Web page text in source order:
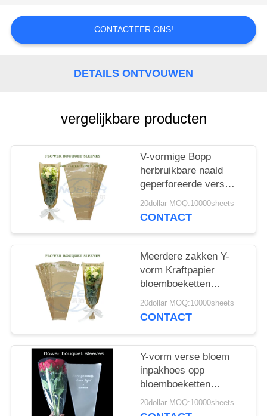
NIEUWS
OFFERTE
COMPANY
NEWS
SITEMAP
PRIVACYBELEID
CONTACTEER ONS!
DETAILS ONTVOUWEN
vergelijkbare producten
V-vormige Bopp
herbruikbare naald
geperforeerde vers
gesneden bloemboeket
mouwen tassen
20dollar MOQ:10000sheets
CONTACT
Meerdere zakken Y-
vorm Kraftpapier
bloemboeketten
mouwen voor
rozenverpakking
20dollar MOQ:10000sheets
CONTACT
Y-vorm verse bloem
inpakhoes opp
bloemboeketten
mouwen kraftpapier
20dollar MOQ:10000sheets